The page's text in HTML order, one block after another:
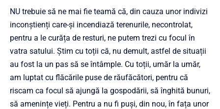
NU trebuie să ne mai fie teamă că, din cauza unor indivizi
inconștienți care-și incendiază terenurile, necontrolat,
pentru a le curăța de resturi, ne putem trezi cu focul în
vatra satului. Știm cu toții că, nu demult, astfel de situații
au fost la un pas să se întâmple. Cu toții, umăr la umăr,
am luptat cu flăcările puse de răufăcători, pentru că
riscam ca focul să ajungă la gospodării, să înghită bunuri,
să amenințe vieți. Pentru a nu fi puși, din nou, în fața unor